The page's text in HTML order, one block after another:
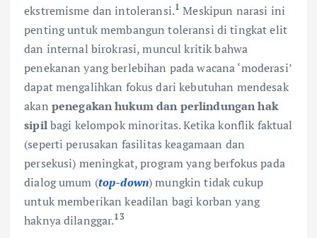
ekstremisme dan intoleransi.1 Meskipun narasi ini
penting untuk membangun toleransi di tingkat elit
dan internal birokrasi, muncul kritik bahwa
penekanan yang berlebihan pada wacana ‘moderasi’
dapat mengalihkan fokus dari kebutuhan mendesak
akan penegakan hukum dan perlindungan hak
sipilbagi kelompok minoritas. Ketika konflik faktual
(seperti perusakan fasilitas keagamaan dan
persekusi) meningkat, program yang berfokus pada
dialog umum (top-down) mungkin tidak cukup
untuk memberikan keadilan bagi korban yang
haknya dilanggar.13